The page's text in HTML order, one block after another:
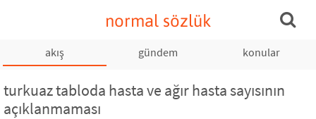
normal sözlük
akış gündem konular
turkuaz tabloda hasta ve ağır hasta sayısının
açıklanmaması